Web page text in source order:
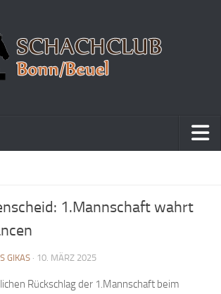
1.Mannschaft wahrt
GIKAS · 10. MÄRZ 2025
Rückschlag der 1.Mannschaft beim